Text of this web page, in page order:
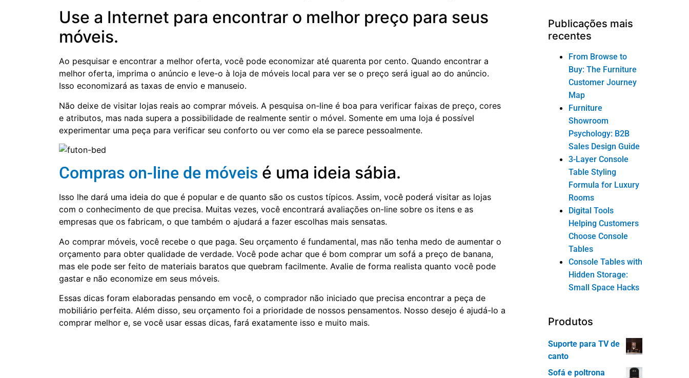
Use a Internet para encontrar o melhor preço para seus
móveis.
Ao pesquisar e encontrar a melhor oferta, você pode economizar até quarenta por cento. Quando encontrar a
melhor oferta, imprima o anúncio e leve-o à loja de móveis local para ver se o preço será igual ao do anúncio.
Isso economizará as taxas de envio e manuseio.
Não deixe de visitar lojas reais ao comprar móveis. A pesquisa on-line é boa para verificar faixas de preço, cores
e atributos, mas nada supera a possibilidade de realmente sentir o móvel. Somente em uma loja é possível
experimentar uma peça para verificar seu conforto ou ver como ela se parece pessoalmente.
Compras on-line de móveis é uma ideia sábia.
Isso lhe dará uma ideia do que é popular e de quanto são os custos típicos. Assim, você poderá visitar as lojas
com o conhecimento de que precisa. Muitas vezes, você encontrará avaliações on-line sobre os itens e as
empresas que os fabricam, o que também o ajudará a fazer escolhas mais sensatas.
Ao comprar móveis, você recebe o que paga. Seu orçamento é fundamental, mas não tenha medo de aumentar o
orçamento para obter qualidade de verdade. Você pode achar que é bom comprar um sofá a preço de banana,
mas ele pode ser feito de materiais baratos que quebram facilmente. Avalie de forma realista quanto você pode
gastar e não economize em seus móveis.
Essas dicas foram elaboradas pensando em você, o comprador não iniciado que precisa encontrar a peça de
mobiliário perfeita. Além disso, seu orçamento foi a prioridade de nossos pensamentos. Nosso desejo é ajudá-lo a
comprar melhor e, se você usar essas dicas, fará exatamente isso e muito mais.
Publicações mais
recentes
From Browse to
Buy: The Furniture
Customer Journey
Map
Furniture
Showroom
Psychology: B2B
Sales Design Guide
3-Layer Console
Table Styling
Formula for Luxury
Rooms
Digital Tools
Helping Customers
Choose Console
Tables
Console Tables with
Hidden Storage:
Small Space Hacks
Produtos
Suporte para TV de
canto
Sofá e poltrona